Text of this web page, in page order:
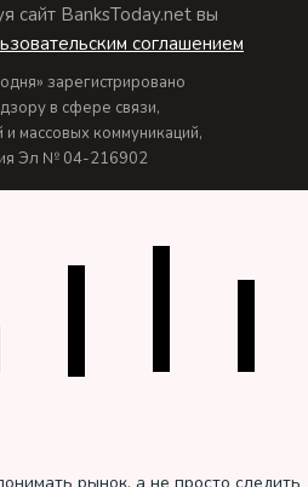
сайт BanksToday.net вы
соглашением
зарегистрировано
в сфере связи,
массовых коммуникаций,
Эл № 04-216902